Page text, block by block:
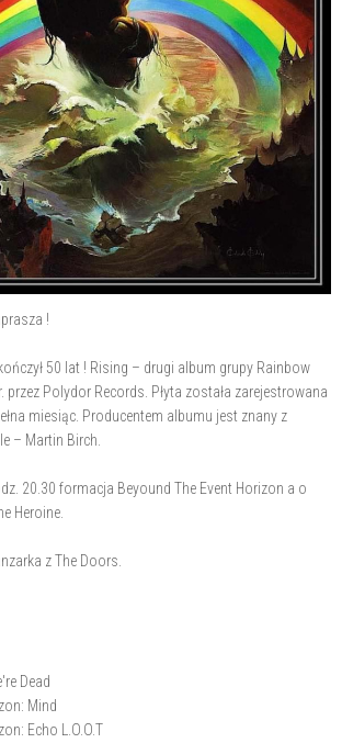
!
50 lat ! Rising – drugi album grupy Rainbow
przez Polydor Records. Płyta została zarejestrowana
miesiąc. Producentem albumu jest znany z
– Martin Birch.
20.30 formacja Beyound The Event Horizon a o
Heroine.
z The Doors.
Dead
Mind
Echo L.O.O.T